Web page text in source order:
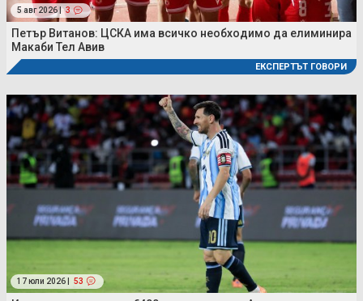
5 авг 2026 | 3
Петър Витанов: ЦСКА има всичко необходимо да елиминира
Макаби Тел Авив
ЕКСПЕРТЪТ ГОВОРИ
17 юли 2026 | 53